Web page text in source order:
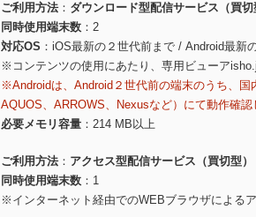
ご利用方法
ダウンロード型配信サービス（買切
同時使用端末数
2
対応OS
iOS最新の２世代前まで / Android最新
※コンテンツの使用にあたり、専用ビューア
※Androidは、Android２世代前の端末のうち、国
AQUOS、ARROWS、Nexusなど）にて動作確認
必要メモリ容量
214 MB以上
ご利用方法
アクセス型配信サービス（買切型）
同時使用端末数
1
※インターネット経由でのWEBブラウザによる